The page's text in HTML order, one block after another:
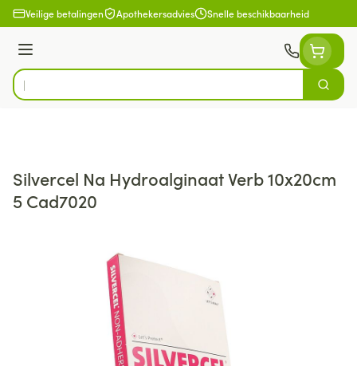
Ga naar de inhoud
Veilige betalingen Apothekersadvies Snelle beschikbaarheid
Menu
Product, merk, categorie...
Zoek
Silvercel Na Hydroalginaat Verb 10x20cm
5 Cad7020